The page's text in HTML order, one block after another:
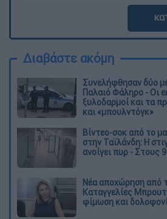
Διαβάστε ακόμη
Συνελήφθησαν δύο
Παλαιό Φάληρο - Οι
ξυλοδαρμοί και τα
και «μπουλντόγκ»
Βίντεο-σοκ από το
στην Ταϊλάνδη: Η
ανοίγει πυρ - Στους
Νέα αποχώρηση από
Καταγγελίες
φίμωση και